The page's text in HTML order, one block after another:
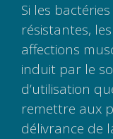
Si les
résistantes,
affections
induit par le
d’utilisation
remettre aux
délivrance de